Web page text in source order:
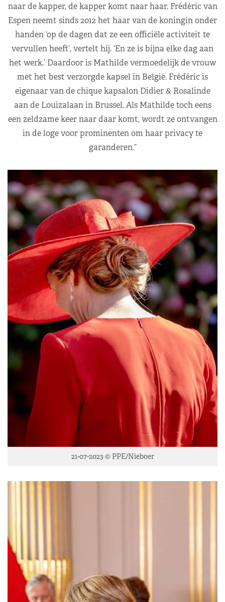
naar de kapper, de kapper komt naar haar. Frédéric van
Espen neemt sinds 2012 het haar van de koningin onder
handen ‘op de dagen dat ze een officiële activiteit te
vervullen heeft’, vertelt hij. ‘En ze is bijna elke dag aan
het werk.’ Daardoor is Mathilde vermoedelijk de vrouw
met het best verzorgde kapsel in België. Frédéric is
eigenaar van de chique kapsalon Didier & Rosalinde
aan de Louizalaan in Brussel. Als Mathilde toch eens
een zeldzame keer naar daar komt, wordt ze ontvangen
in de loge voor prominenten om haar privacy te
garanderen.”
21-07-2023 © PPE/Nieboer